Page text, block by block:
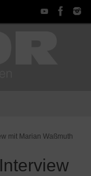
mit Marian Waßmuth